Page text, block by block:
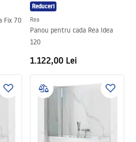
Fix 70
Reduceri
Rea
Panou pentru cada Rea Idea
120
1.122,00 Lei